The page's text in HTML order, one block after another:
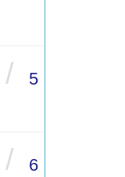
/ 5
/ 6